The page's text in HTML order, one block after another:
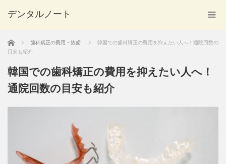
デンタルノート
ホーム 歯科矯正の費用・抜歯
韓国での歯科矯正の費用を抑えたい人へ！通院回数の
目安も紹介
韓国での歯科矯正の費用を抑えたい人へ！
通院回数の目安も紹介